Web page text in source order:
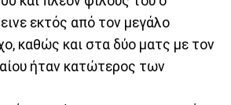
εκτός από τον μεγάλο
καθώς και στα δύο ματς με τον
ήταν κατώτερος των